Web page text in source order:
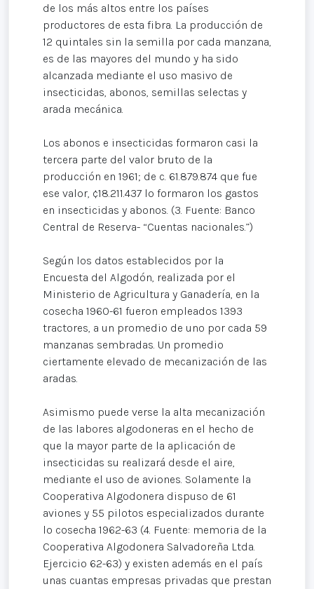
de los más altos entre los países
productores de esta fibra. La producción de
12 quintales sin la semilla por cada manzana,
es de las mayores del mundo y ha sido
alcanzada mediante el uso masivo de
insecticidas, abonos, semillas selectas y
arada mecánica.
Los abonos e insecticidas formaron casi la
tercera parte del valor bruto de la
producción en 1961; de c. 61.879.874 que fue
ese valor, ¢18.211.437 lo formaron los gastos
en insecticidas y abonos. (3. Fuente: Banco
Central de Reserva- “Cuentas nacionales.”)
Según los datos establecidos por la
Encuesta del Algodón, realizada por el
Ministerio de Agricultura y Ganadería, en la
cosecha 1960-61 fueron empleados 1393
tractores, a un promedio de uno por cada 59
manzanas sembradas. Un promedio
ciertamente elevado de mecanización de las
aradas.
Asimismo puede verse la alta mecanización
de las labores algodoneras en el hecho de
que la mayor parte de la aplicación de
insecticidas su realizará desde el aire,
mediante el uso de aviones. Solamente la
Cooperativa Algodonera dispuso de 61
aviones y 55 pilotos especializados durante
lo cosecha 1962-63 (4. Fuente: memoria de la
Cooperativa Algodonera Salvadoreña Ltda.
Ejercicio 62-63) y existen además en el país
unas cuantas empresas privadas que prestan